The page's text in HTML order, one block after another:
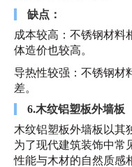
缺点：
成本较高：不锈钢材料
体造价也较高。
导热性较强：不锈钢材
差。
6.木纹铝塑板外墙板
木纹铝塑板外墙板以其
为了现代建筑装饰中常
性能与木材的自然质感